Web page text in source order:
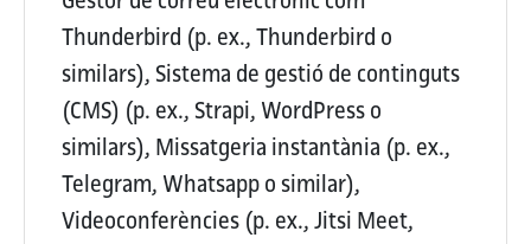
Thunderbird (p. ex., Thunderbird o
similars), Sistema de gestió de continguts
(CMS) (p. ex., Strapi, WordPress o
similars), Missatgeria instantània (p. ex.,
Telegram, Whatsapp o similar),
Videoconferències (p. ex., Jitsi Meet,